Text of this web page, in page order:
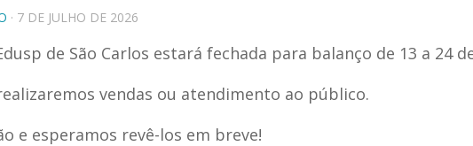
· 7 DE JULHO DE 2026
de São Carlos estará fechada para balanço de 13 a 24
vendas ou atendimento ao público.
e esperamos revê-los em breve!